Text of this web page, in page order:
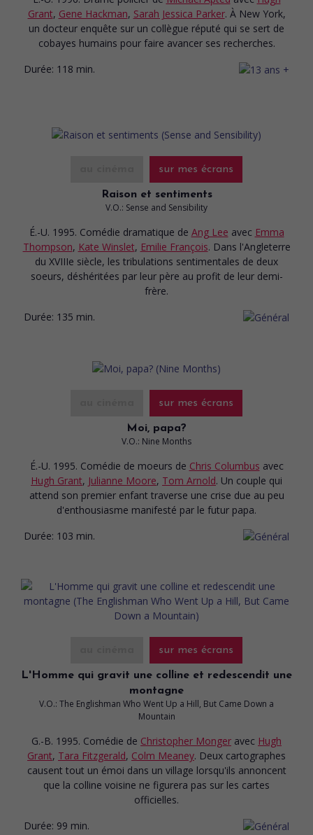
Grant, Gene Hackman, Sarah Jessica Parker. À New York,
un docteur enquête sur un collègue réputé qui se sert de
cobayes humains pour faire avancer ses recherches.
Durée: 118 min.
sur mes écrans
Raison et sentiments
V.O.: Sense and Sensibility
É.-U. 1995. Comédie dramatique de Ang Lee avec Emma
Thompson, Kate Winslet, Emilie François. Dans l'Angleterre
du XVIIIe siècle, les tribulations sentimentales de deux
soeurs, déshéritées par leur père au profit de leur demi-
frère.
Durée: 135 min.
sur mes écrans
Moi, papa?
V.O.: Nine Months
É.-U. 1995. Comédie de moeurs de Chris Columbus avec
Hugh Grant, Julianne Moore, Tom Arnold. Un couple qui
attend son premier enfant traverse une crise due au peu
d'enthousiasme manifesté par le futur papa.
Durée: 103 min.
sur mes écrans
L'Homme qui gravit une colline et redescendit une
montagne
V.O.: The Englishman Who Went Up a Hill, But Came Down a
Mountain
G.-B. 1995. Comédie de Christopher Monger avec Hugh
Grant, Tara Fitzgerald, Colm Meaney. Deux cartographes
causent tout un émoi dans un village lorsqu'ils annoncent
que la colline voisine ne figurera pas sur les cartes
officielles.
Durée: 99 min.